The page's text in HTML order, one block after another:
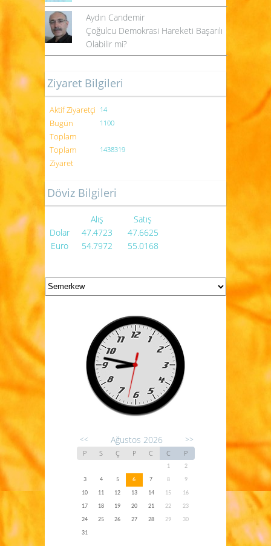
Aydın Candemir
Çoğulcu Demokrasi Hareketi Başarılı
Olabilir mi?
Ziyaret Bilgileri
Aktif Ziyaretçi 14
Bugün
Toplam
1100
Toplam
Ziyaret
1438319
Döviz Bilgileri
Alış
Satış
Dolar
47.4723
47.6625
Euro
54.7972 55.0168
<< Ağustos 2026 >>
P S Ç P C C P
1
2
3
4 5 6 7 8
9
10
11 12 13 14 15
16
17
18 19 20 21 22
23
24
25 26 27 28 29
30
31